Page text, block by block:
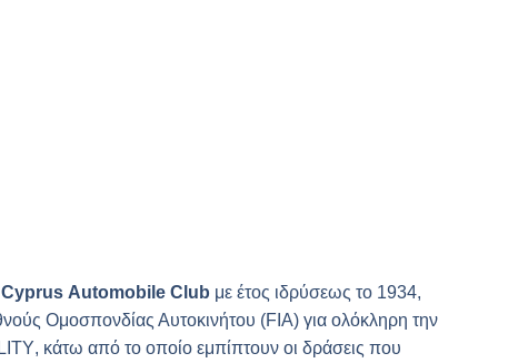
Cyprus Automobile Club με έτος ιδρύσεως το 1934,
Ομοσπονδίας Αυτοκινήτου (FIA) για ολόκληρη την
, κάτω από το οποίο εμπίπτουν οι δράσεις που